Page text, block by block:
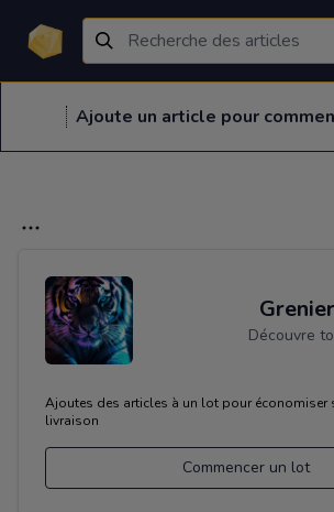
Découvre
Ajoutes des articles à un lot pour économiser
livraison
Commencer un lot
Ajoute un article pour